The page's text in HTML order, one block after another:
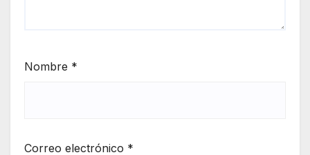
Nombre *
Correo electrónico *